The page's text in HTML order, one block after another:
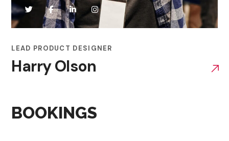
LEAD PRODUCT DESIGNER
Harry Olson
BOOKINGS